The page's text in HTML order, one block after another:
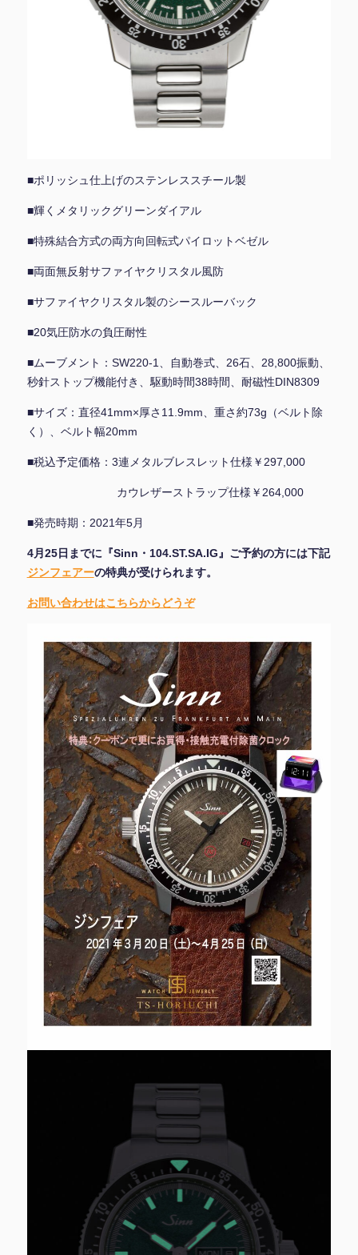
■ポリッシュ仕上げのステンレススチール製
■輝くメタリックグリーンダイアル
■特殊結合方式の両方向回転式パイロットベゼル
■両面無反射サファイヤクリスタル風防
■サファイヤクリスタル製のシースルーバック
■20気圧防水の負圧耐性
■ムーブメント：SW220-1、自動巻式、26石、28,800振動、
秒針ストップ機能付き、駆動時間38時間、耐磁性DIN8309
■サイズ：直径41mm×厚さ11.9mm、重さ約73g（ベルト除
く）、ベルト幅20mm
■税込予定価格：3連メタルブレスレット仕様￥297,000
カウレザーストラップ仕様￥264,000
■発売時期：2021年5月
4月25日までに『Sinn・104.ST.SA.IG』ご予約の方には下記
ジンフェアーの特典が受けられます。
お問い合わせはこちらからどうぞ